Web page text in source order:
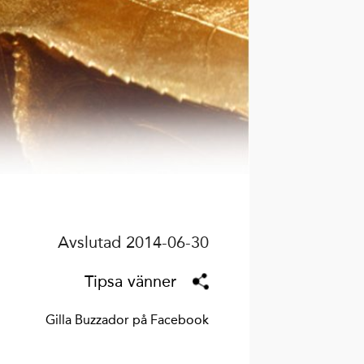
Avslutad 2014-06-30
Tipsa vänner
Gilla Buzzador på Facebook